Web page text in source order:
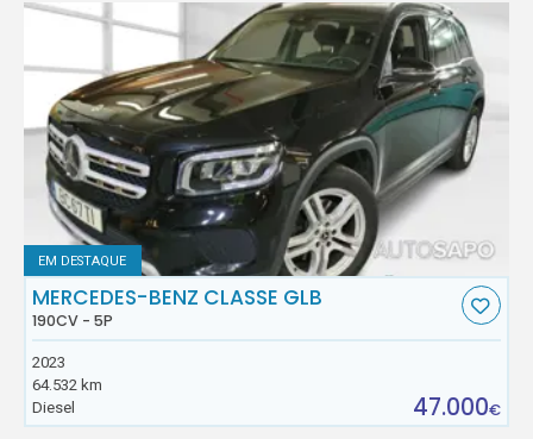
EM DESTAQUE
MERCEDES-BENZ CLASSE GLB
190CV - 5P
2023
64.532 km
Diesel
47.000€